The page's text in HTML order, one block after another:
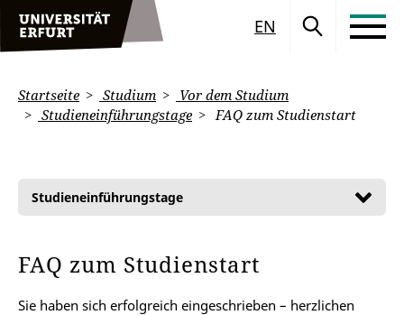
EN
Startseite Studium
Vor dem Studium
Studieneinführungstage
FAQ zum Studienstart
Studieneinführungstage
FAQ zum Studienstart
Sie haben sich erfolgreich eingeschrieben – herzlichen